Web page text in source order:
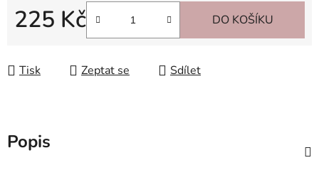
225 Kč DO KOŠÍKU
Tisk Zeptat se Sdílet
Popis